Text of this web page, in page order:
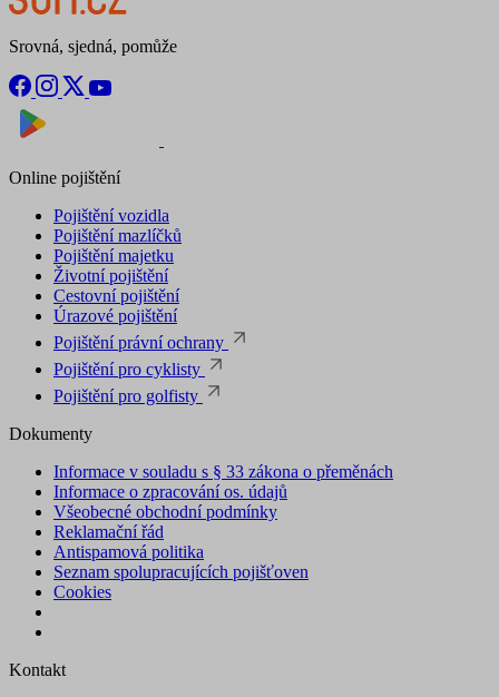
Srovná, sjedná, pomůže
Online pojištění
Pojištění vozidla
Pojištění mazlíčků
Pojištění majetku
Životní pojištění
Cestovní pojištění
Úrazové pojištění
Pojištění právní ochrany
Pojištění pro cyklisty
Pojištění pro golfisty
Dokumenty
Informace v souladu s § 33 zákona o přeměnách
Informace o zpracování os. údajů
Všeobecné obchodní podmínky
Reklamační řád
Antispamová politika
Seznam spolupracujících pojišťoven
Cookies
Kontakt